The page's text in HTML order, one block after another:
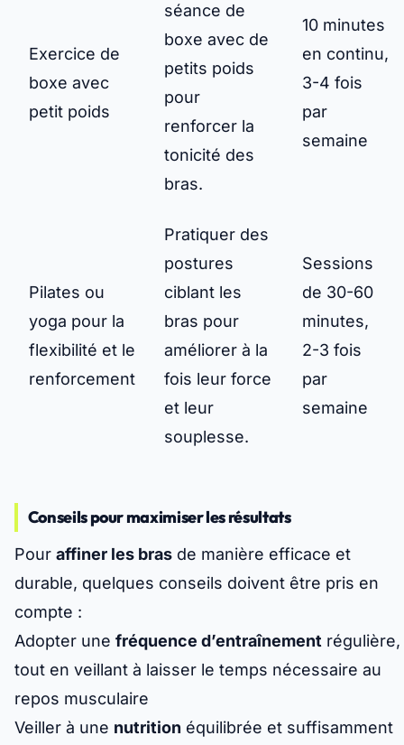
Exercice de
boxe avec
petit poids
séance de
boxe avec de
petits poids
pour
renforcer la
tonicité des
bras.
10 minutes
en continu,
3-4 fois
par
semaine
Pilates ou
yoga pour la
flexibilité et le
renforcement
Pratiquer des
postures
ciblant les
bras pour
améliorer à la
fois leur force
et leur
souplesse.
Sessions
de 30-60
minutes,
2-3 fois
par
semaine
Conseils pour maximiser les résultats
Pour affiner les bras de manière efficace et
durable, quelques conseils doivent être pris en
compte :
Adopter une fréquence d’entraînement régulière,
tout en veillant à laisser le temps nécessaire au
repos musculaire
Veiller à une nutrition équilibrée et suffisamment